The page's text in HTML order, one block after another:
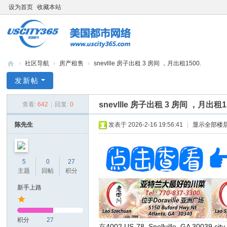
设为首页 收藏本站
s.
65
› 社区导航 › 房产租售 › snevllle 房子出租 3 房间 ，月出租1500.
发新帖
查看: 642 回复: 0 snevllle 房子出租 3 房间 ，月出租
陈先生
5
主题
0
回帖
27
积分
新手上路
积分 27
发表于 2026-2-16 19:56:41 显示全部楼